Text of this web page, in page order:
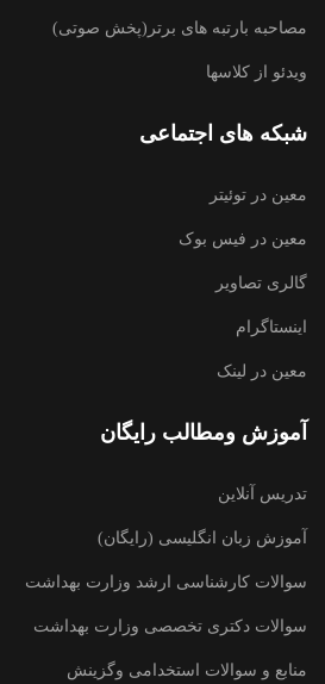
مصاحبه بارتبه های برتر(پخش صوتی)
ویدئو از کلاسها
شبکه های اجتماعی
معین در توئیتر
معین در فیس بوک
گالری تصاویر
اینستاگرام
معین در لینک
آموزش ومطالب رایگان
تدریس آنلاین
آموزش زبان انگلیسی (رایگان)
سوالات کارشناسی ارشد وزارت بهداشت
سوالات دکتری تخصصی وزارت بهداشت
منابع و سوالات استخدامی وگزینش